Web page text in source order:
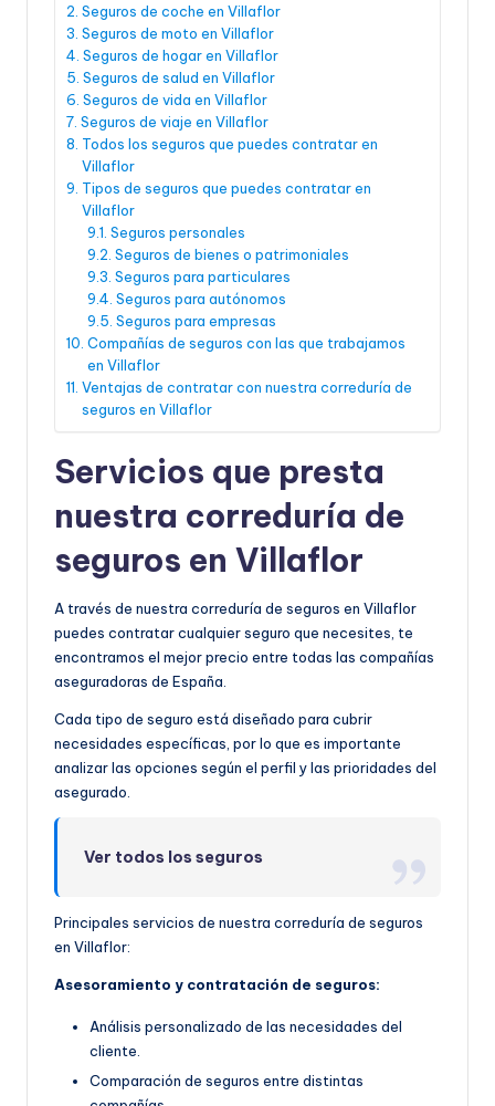
Seguros de coche en Villaflor
Seguros de moto en Villaflor
Seguros de hogar en Villaflor
Seguros de salud en Villaflor
Seguros de vida en Villaflor
Seguros de viaje en Villaflor
Todos los seguros que puedes contratar en
Villaflor
Tipos de seguros que puedes contratar en
Villaflor
Seguros personales
Seguros de bienes o patrimoniales
Seguros para particulares
Seguros para autónomos
Seguros para empresas
Compañías de seguros con las que trabajamos
en Villaflor
Ventajas de contratar con nuestra correduría de
seguros en Villaflor
Servicios que presta
nuestra correduría de
seguros en Villaflor
A través de nuestra correduría de seguros en Villaflor
puedes contratar cualquier seguro que necesites, te
encontramos el mejor precio entre todas las compañías
aseguradoras de España.
Cada tipo de seguro está diseñado para cubrir
necesidades específicas, por lo que es importante
analizar las opciones según el perfil y las prioridades del
asegurado.
Ver todos los seguros
Principales servicios de nuestra correduría de seguros
en Villaflor:
Asesoramiento y contratación de seguros:
Análisis personalizado de las necesidades del
cliente.
Comparación de seguros entre distintas